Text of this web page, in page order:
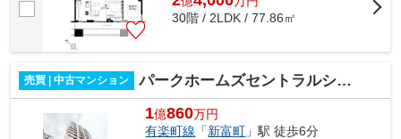
30階 / 2LDK / 77.86㎡
売買 | 中古マンション パークホームズセントラルシティ中央区湊
1億860万円
有楽町線 「新富町 」駅 徒歩6分